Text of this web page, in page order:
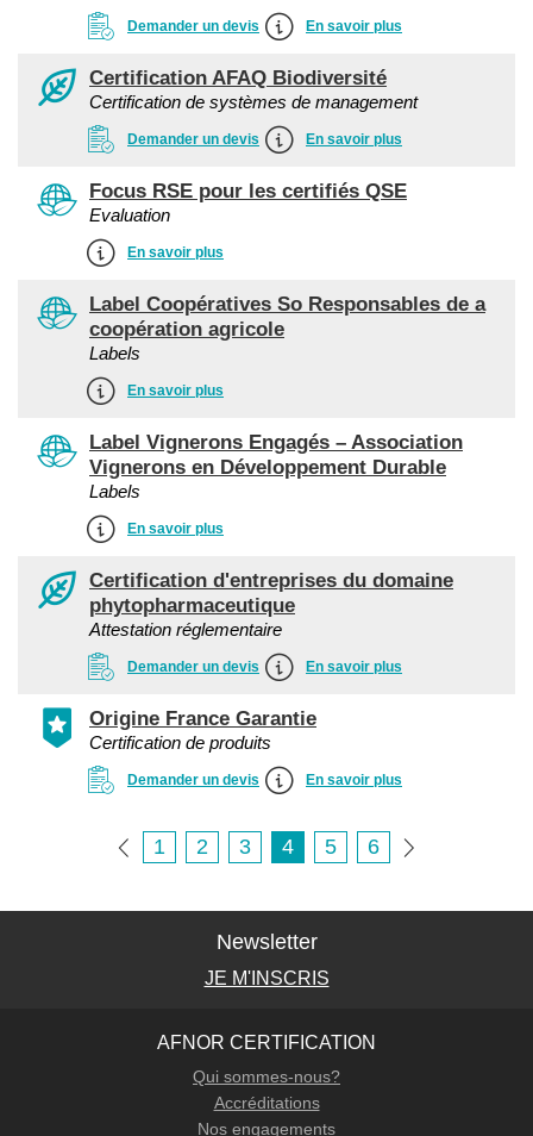
Demander un devis En savoir plus
Certification AFAQ Biodiversité
Certification de systèmes de management
Demander un devis En savoir plus
Focus RSE pour les certifiés QSE
Evaluation
En savoir plus
Label Coopératives So Responsables de a
coopération agricole
Labels
En savoir plus
Label Vignerons Engagés – Association
Vignerons en Développement Durable
Labels
En savoir plus
Certification d'entreprises du domaine
phytopharmaceutique
Attestation réglementaire
Demander un devis En savoir plus
Origine France Garantie
Certification de produits
Demander un devis En savoir plus
1 2 3 4 5 6
Newsletter
JE M'INSCRIS
AFNOR CERTIFICATION
Qui sommes-nous?
Accréditations
Nos engagements